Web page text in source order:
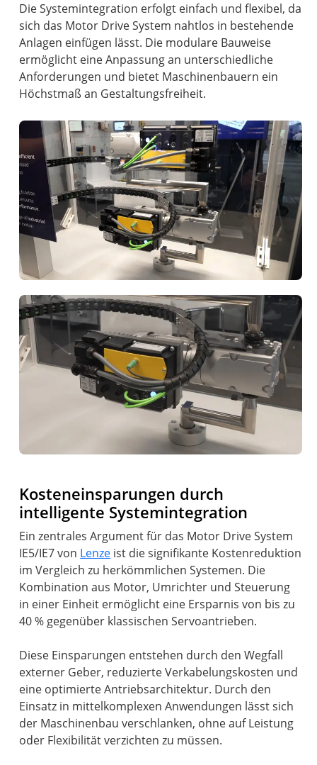
Die Systemintegration erfolgt einfach und flexibel, da
sich das Motor Drive System nahtlos in bestehende
Anlagen einfügen lässt. Die modulare Bauweise
ermöglicht eine Anpassung an unterschiedliche
Anforderungen und bietet Maschinenbauern ein
Höchstmaß an Gestaltungsfreiheit.
Kosteneinsparungen durch
intelligente Systemintegration
Ein zentrales Argument für das Motor Drive System
IE5/IE7 von Lenze ist die signifikante Kostenreduktion
im Vergleich zu herkömmlichen Systemen. Die
Kombination aus Motor, Umrichter und Steuerung
in einer Einheit ermöglicht eine Ersparnis von bis zu
40 % gegenüber klassischen Servoantrieben.
Diese Einsparungen entstehen durch den Wegfall
externer Geber, reduzierte Verkabelungskosten und
eine optimierte Antriebsarchitektur. Durch den
Einsatz in mittelkomplexen Anwendungen lässt sich
der Maschinenbau verschlanken, ohne auf Leistung
oder Flexibilität verzichten zu müssen.